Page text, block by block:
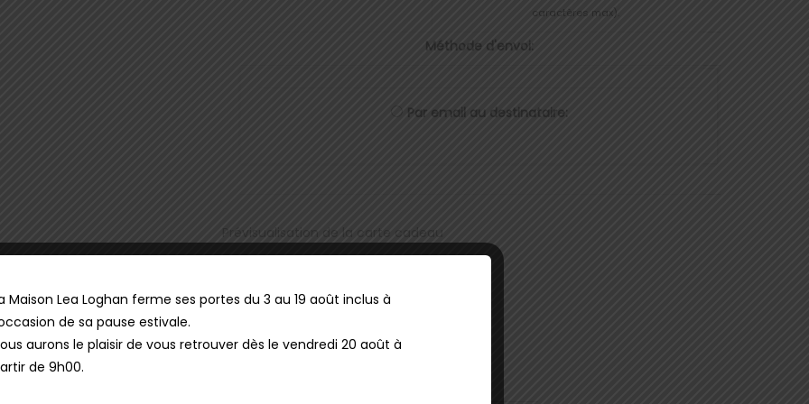
caractères max).
Méthode d'envoi:
Par email au destinataire:
Prévisualisation de la carte cadeau
Maison Lea Loghan ferme ses portes du 3 au 19 août inclus à
de sa pause estivale.
aurons le plaisir de vous retrouver dès le vendredi 20 août à
de 9h00.